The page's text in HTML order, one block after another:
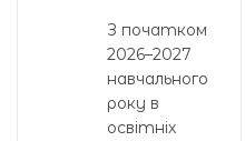
З початком
2026–2027
навчального
року в
освітніх